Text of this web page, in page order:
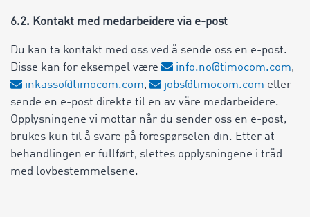
6.2. Kontakt med medarbeidere via e-post
Du kan ta kontakt med oss ved å sende oss en e-post.
Disse kan for eksempel være
info.no@timocom.com,
inkasso@timocom.com, jobs@timocom.com eller
sende en e-post direkte til en av våre medarbeidere.
Opplysningene vi mottar når du sender oss en e-post,
brukes kun til å svare på forespørselen din. Etter at
behandlingen er fullført, slettes opplysningene i tråd
med lovbestemmelsene.